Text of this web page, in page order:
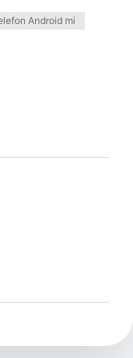
Android mi